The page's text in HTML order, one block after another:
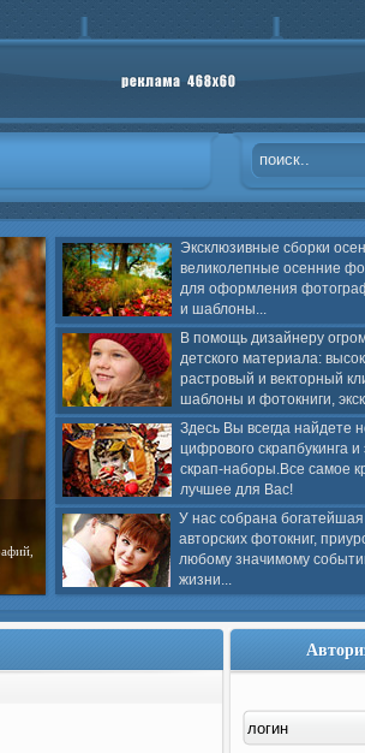
Эксклюзивные сборки
великолепные осенние
для оформления
и шаблоны...
В помощь дизайнеру
детского материала:
растровый и векторный
шаблоны и фотокниги,
Здесь Вы всегда найдете
цифрового скрапбукинга
скрап-наборы.Все самое
лучшее для Вас!
У нас собрана богатейшая
авторских фотокниг,
любому значимому
жизни...